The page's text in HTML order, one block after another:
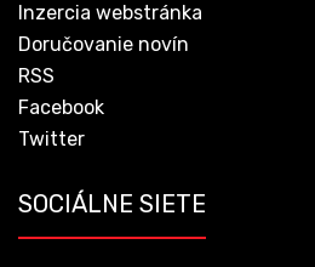
Inzercia webstránka
Doručovanie novín
RSS
Facebook
Twitter
SOCIÁLNE SIETE